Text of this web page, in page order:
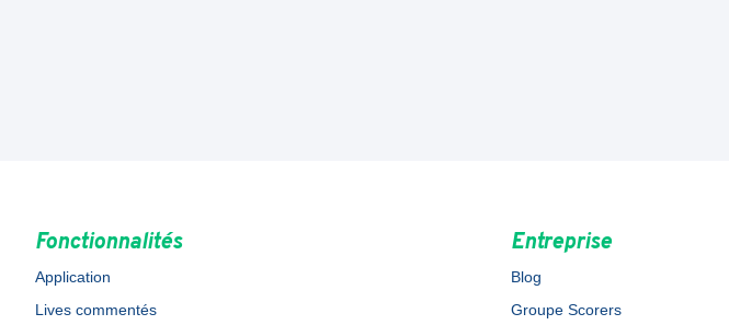
Fonctionnalités
Application
Lives commentés
Entreprise
Blog
Groupe Scorers